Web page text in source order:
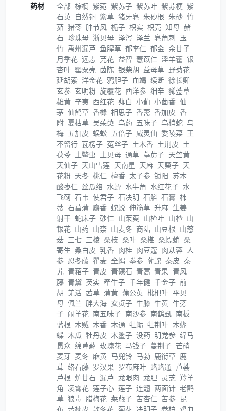
药材 全部 棕榈 紫菀 紫苏子 紫苏叶 紫苏梗 紫
石英 自然铜 紫草 猪牙皂 朱砂根 朱砂 竹
茹 猪苓 肿节风 栀子 枳实 枳壳 知母 赭
石 珍珠母 浙贝母 泽泻 泽兰 皂角刺 玉
竹 禹州漏芦 鱼腥草 郁李仁 郁金 余甘子
月季花 远志 芫花 益智 薏苡仁 淫羊藿 银
杏叶 罂粟壳 茵陈 银柴胡 益母草 野菊花
延胡索 洋金花 鸦胆子 血竭 续断 徐长卿
玄参 玄明粉 旋覆花 西洋参 细辛 豨莶草
雄黄 辛夷 西红花 薤白 小蓟 小茴香 仙
茅 仙鹤草 香橼 相思子 香薷 香加皮 香
附 夏枯草 吴茱萸 乌药 五味子 乌梢蛇 乌
梅 五加皮 蜈蚣 五倍子 威灵仙 委陵菜 王
不留行 瓦楞子 菟丝子 土木香 土荆皮 土
茯苓 土鳖虫 土贝母 通草 葶苈子 天竺黄
天仙子 天山雪莲 天南星 天麻 天葵子 天
花粉 天冬 桃仁 檀香 太子参 锁阳 苏木
酸枣仁 丝瓜络 水蛭 水牛角 水红花子 水
飞蓟 石韦 使君子 石决明 石斛 石膏 柿
蒂 石菖蒲 麝香 蛇蜕 伸筋草 升麻 生姜
射干 蛇床子 砂仁 山茱萸 山楂叶 山楂 山
银花 山药 山柰 山麦冬 商陆 山豆根 山慈
菇 三七 三棱 桑枝 桑叶 桑椹 桑螵蛸 桑
寄生 桑白皮 乳香 肉桂 肉豆蔻 肉苁蓉 人
参 忍冬藤 瞿麦 全蝎 拳参 蕲蛇 秦皮 秦
艽 青葙子 青皮 青礞石 青蒿 青果 青风
藤 青黛 芡实 牵牛子 千年健 千金子 前
胡 羌活 茜草 蒲黄 蒲公英 枇杷叶 平贝
母 佩兰 胖大海 女贞子 牛膝 牛黄 牛蒡
子 闹羊花 南五味子 南沙参 南鹤虱 南板
蓝根 木贼 木香 木通 牡蛎 牡荆叶 木蝴
蝶 木瓜 牡丹皮 木鳖子 没药 明党参 绵马
贯众 绵萆薢 玫瑰花 马钱子 蔓荆子 芒硝
麦芽 麦冬 麻黄 马兜铃 马勃 鹿衔草 鹿
茸 络石藤 罗汉果 罗布麻叶 路路通 芦荟
芦根 炉甘石 漏芦 龙眼肉 龙胆 灵芝 羚羊
角 凌霄花 莲子心 莲子 连翘 两面针 老鹳
草 狼毒 腊梅花 莱菔子 苦杏仁 苦参 昆